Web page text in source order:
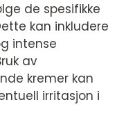
de spesifikke
kan inkludere
intense
av
kremer kan
irritasjon i